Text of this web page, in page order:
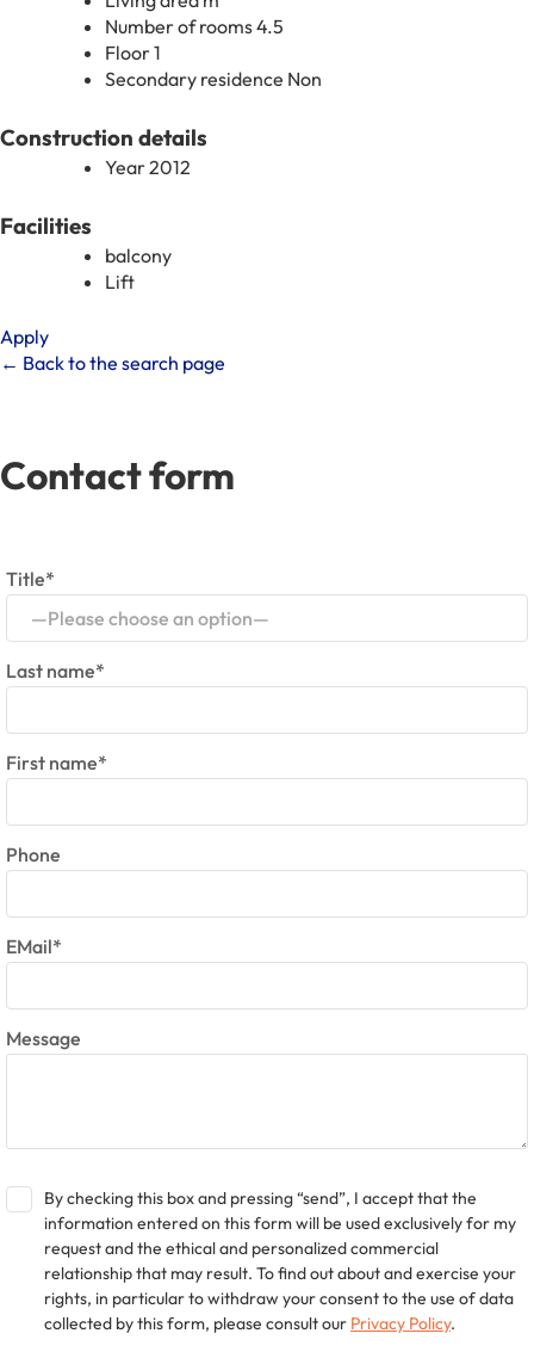
Number of rooms4.5
Floor1
Secondary residence Non
Construction details
Year2012
Facilities
balcony
Lift
Apply
← Back to the search page
Contact form
Title*
—Please choose an option—
Last name*
First name*
Phone
EMail*
Message
By checking this box and pressing “send”, I accept that the
information entered on this form will be used exclusively for my
request and the ethical and personalized commercial
relationship that may result. To find out about and exercise your
rights, in particular to withdraw your consent to the use of data
collected by this form, please consult our Privacy Policy.